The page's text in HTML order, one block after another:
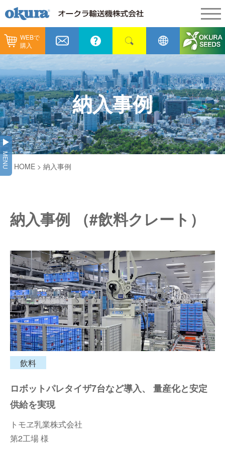
WEBで
購入
製品情報
製品情報
コンベヤ機器
コンベヤ機器を探す
用途から探す
コンベヤ機器の技術情報
GTPシステム
ピッキングシステム
保管システム
パレタイズ・デパレタイズシステム
バンニング・デバンニングシステム
バーチカル装置（垂直搬送機）
周辺機器
納入事例
納入事例
全業種
製造
物流
通販
メンテナンス
カタログ／CAD
会社情報
会社情報
企業理念
事業所一覧
オークラグループ
事業紹介
沿革
オークラの取組み
採用情報
オークラミュージアム
新着情報
生産終了品
物流用語集
オークラ育英財団
プライバシーポリシー
納入事例
MENU HOME > 納入事例
納入事例 （#飲料クレート）
飲料
ロボットパレタイザ7台など導入、 量産化と安定
供給を実現
トモヱ乳業株式会社
第2工場 様